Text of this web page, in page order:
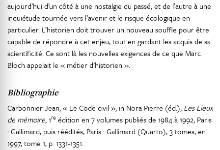
aujourd’hui d’un côté à une nostalgie du passé, et de l’autre à une
inquiétude tournée vers l’avenir et le risque écologique en
particulier. L’historien doit trouver un nouveau souffle pour être
capable de répondre à cet enjeu, tout en gardant les acquis de sa
scientificité. Ce sont là les nouvelles exigences de ce que Marc
Bloch appelait le « métier d’historien ».
Bibliographie
Carbonnier Jean, « Le Code civil », in Nora Pierre (éd.), Les Lieux
de mémoire,1re édition en 7 volumes publiés de 1984 à 1992, Paris
: Gallimard, puis réédités, Paris : Gallimard (Quarto), 3 tomes, en
1997, tome 1, p. 1331-1351.